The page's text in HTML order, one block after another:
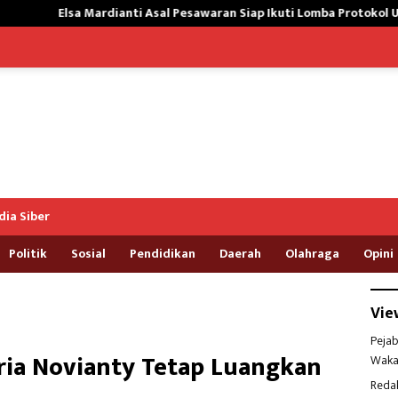
Asal Pesawaran Siap Ikuti Lomba Protokol Upacara Kemerdekaan
Siber
Politik Sosial Pendidikan Daerah Olahraga Opini
Novianty Tetap Luangkan